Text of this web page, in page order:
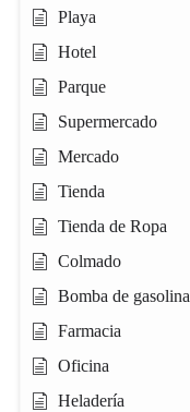
Playa
Hotel
Parque
Supermercado
Mercado
Tienda
Tienda de Ropa
Colmado
Bomba de gasolina
Farmacia
Oficina
Heladería